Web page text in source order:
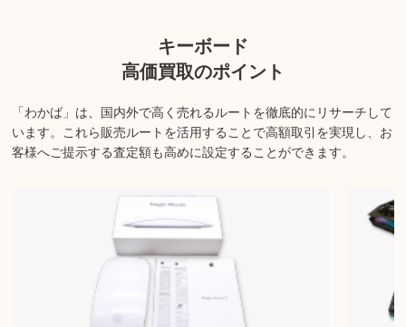
す。詳しくは店舗までお問い合わせください。
キーボード
高価買取のポイント
「わかば」は、国内外で高く売れるルートを徹底的にリサーチして
います。 これら販売ルートを活用することで高額取引を実現し、お
客様へご提示する査定額も高めに設定することができます。